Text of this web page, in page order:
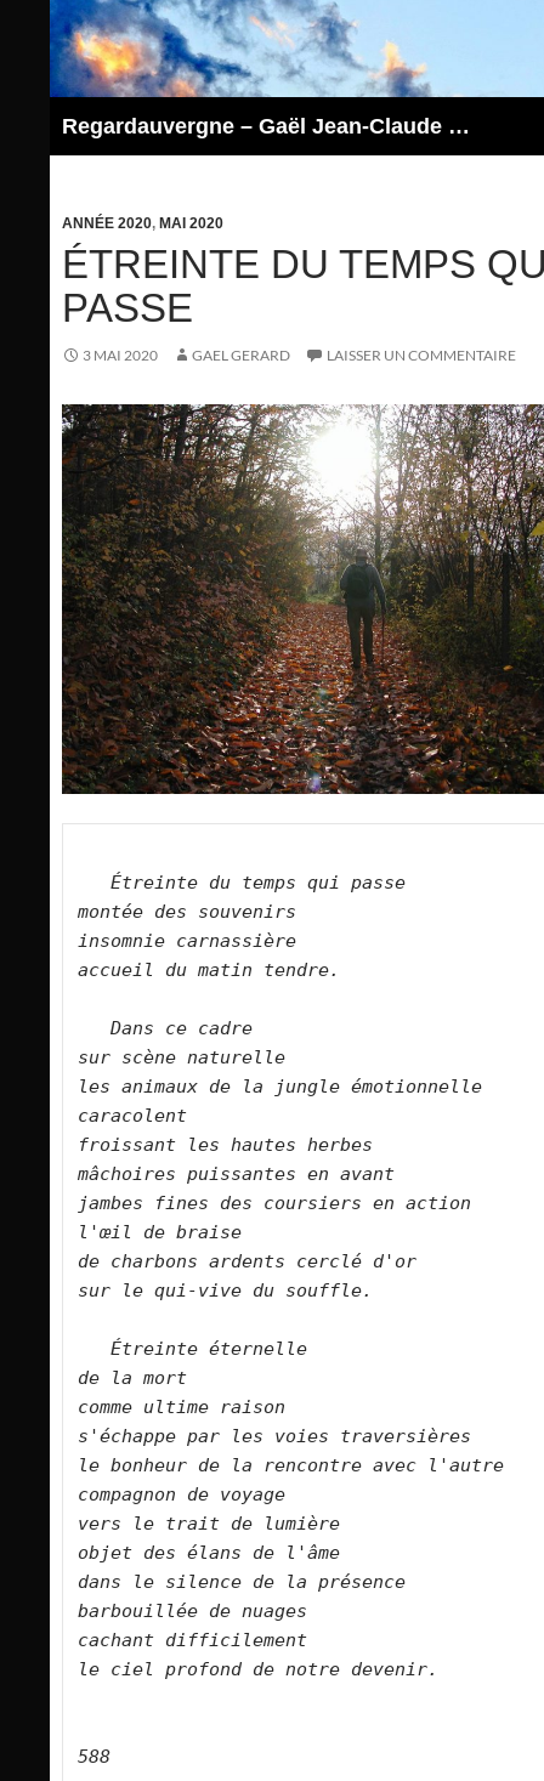
contenu
Regardauvergne – Gaël Jean-Claude GERARD
ANNÉE 2020, MAI 2020
ÉTREINTE DU TEMPS
PASSE
3 MAI 2020 GAEL GERARD LAISSER UN COMMENTAIRE
Étreinte du temps qui passe
montée des souvenirs
insomnie carnassière
accueil du matin tendre.
Dans ce cadre
sur scène naturelle
les animaux de la jungle émotionnelle
caracolent
froissant les hautes herbes
mâchoires puissantes en avant
jambes fines des coursiers en action
l'œil de braise
de charbons ardents cerclé d'or
sur le qui-vive du souffle.
Étreinte éternelle
de la mort
comme ultime raison
s'échappe par les voies traversières
le bonheur de la rencontre avec
compagnon de voyage
vers le trait de lumière
objet des élans de l'âme
dans le silence de la présence
barbouillée de nuages
cachant difficilement
le ciel profond de notre devenir.
588